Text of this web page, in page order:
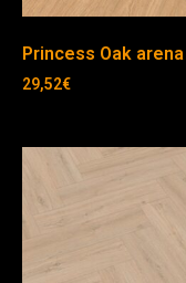
Princess Oak arena
29,52€